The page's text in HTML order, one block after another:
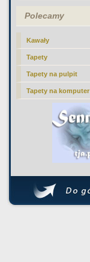
Polecamy
Kawały
Tapety
Tapety na pulpit
Tapety na komputer